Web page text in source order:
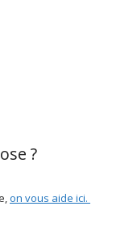
?
on vous aide ici.